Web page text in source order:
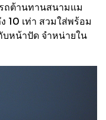
ถต้านทานสนามแม
10 เท่า สวมใส่พร้อม
บหน้าปัด จำหน่ายใน